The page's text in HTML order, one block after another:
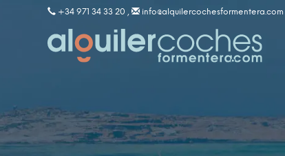
+34 971 34 33 20 , info@alquilercochesformentera.com